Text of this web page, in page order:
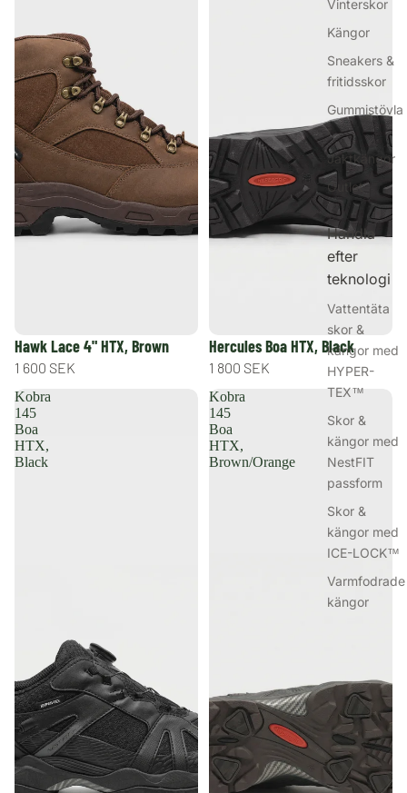
Vinterskor
Kängor
Sneakers &
fritidsskor
Gummistövla
r
Jaktkängor
Outlet
Handla
efter
teknologi
Vattentäta
skor &
kängor med
HYPER-
TEX™
Skor &
kängor med
NestFIT
passform
Skor &
kängor med
ICE-LOCK™
Varmfodrade
kängor
Hawk Lace 4" HTX, Brown
1 600 SEK
Hercules Boa HTX, Black
1 800 SEK
Kobra
145
Boa
HTX,
Black
Kobra
145
Boa
HTX,
Brown/Orange